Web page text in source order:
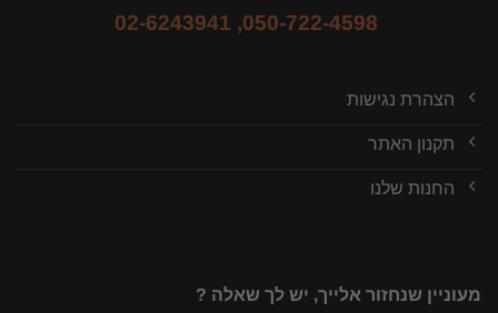
050-722-4598
,
02-6243941
הצהרת נגישות
תקנון האתר
החנות שלנו
מעוניין שנחזור אלייך, יש לך שאלה ?